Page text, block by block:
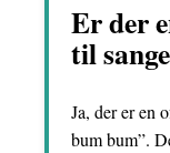
Er der
til
Ja, der er en
bum bum”.